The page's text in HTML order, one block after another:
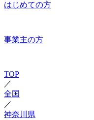
はじめての方
事業主の方
TOP
／
全国
／
神奈川県